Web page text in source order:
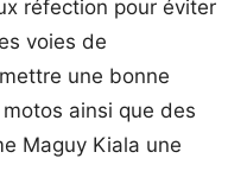
réfection pour éviter
voies de
une bonne
ainsi que des
Maguy Kiala une